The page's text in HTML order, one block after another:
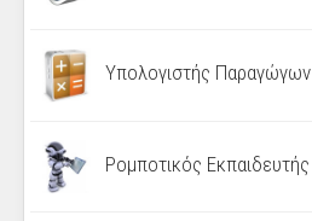
Υπολογιστής Παραγώγων
Ρομποτικός Εκπαιδευτής